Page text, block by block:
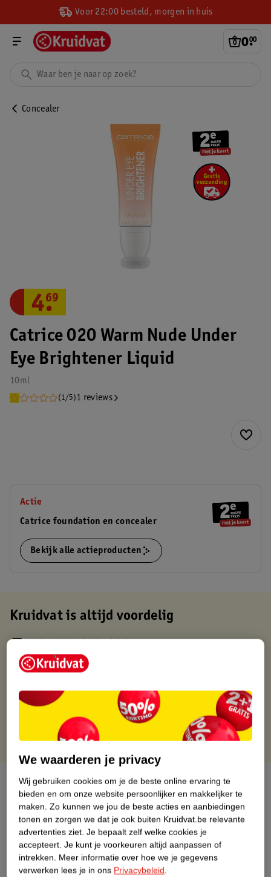
Voor 22:00 besteld, morgen in huis
0.
00
Concealer
Catrice 020 Warm Nude Under
Eye Brightener Liquid
10ml
(1/5)1 reviews
4.
69
Actie
Catrice foundation en concealer
Bekijk alle actieproducten
Kruidvat is altijd voordelig
Op werkdagen voor 22:00 uur besteld, volgende dag in huis
Gratis thuisbezorgd vanaf 50.00
Gratis punten met je Kruidvat kaart
Over dit product
Productinformatie
Etiketinformatie
We waarderen je privacy
Wij gebruiken cookies om je de beste online ervaring te
bieden en om onze website persoonlijker en makkelijker te
maken. Zo kunnen we jou de beste acties en aanbiedingen
tonen en zorgen we dat je ook buiten Kruidvat.be relevante
advertenties ziet. Je bepaalt zelf welke cookies je
accepteert. Je kunt je voorkeuren altijd aanpassen of
intrekken. Meer informatie over hoe we je gegevens
verwerken lees je in ons Privacybeleid.